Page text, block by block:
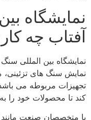
نمایشگاه
آفتاب چه
نمایشگاه بین المللی
نمایش سنگ های
تجهیزات مربوطه می
کند تا محصولات خود را
با متخصصان صنعت مانند